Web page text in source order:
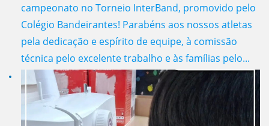
campeonato no Torneio InterBand, promovido pelo
Colégio Bandeirantes! Parabéns aos nossos atletas
pela dedicação e espírito de equipe, à comissão
técnica pelo excelente trabalho e às famílias pelo...